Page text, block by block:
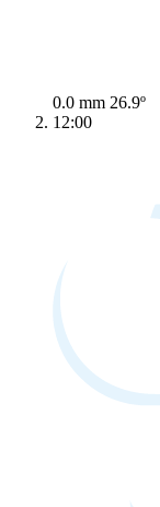
0.0 mm 26.9º
12:00